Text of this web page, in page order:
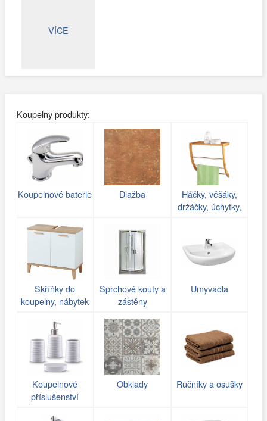
VÍCE
Koupelny produkty:
Koupelnové baterie Dlažba
Háčky, věšáky,
držáčky, úchytky,
Skříňky do
koupelny, nábytek
Sprchové kouty a
zástěny
Umyvadla
Koupelnové
příslušenství
Obklady Ručníky a osušky